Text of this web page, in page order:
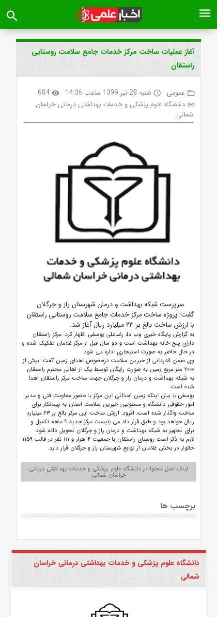
menu
search
آغاز عملیات ساخت مرکز خدمات جامع سلامت روستایی
راستقان
folder_open عمومی access_time شنبه 28 تیر 1399 ساعت 14:36 visibility
684
link دانشگاه علوم پزشکی و خدمات بهداشتی درمانی خراسان
شمالی
سرپرست شبکه بهداشت و درمان شهرستان راز و جرگلان
گفت: پروژه ساخت مرکز خدمات جامع سلامت روستایی راستقان
با ارزش ساخت بالغ بر ۲۳ میلیارد ریال آغاز شد.
به گزارش پایگاه خبری وب دا، رضاعلی یوسفی اظهار کرد: مرکز راستقان
دارای پنج خانه بهداشت است و دو سال قبل از مرکز غلامان تفکیک شده و
در حال حاضر به صورت استیجاری اداره می شود.
وی ضمن قدردانی از خیرین سلامت درخصوص اهدای زمین گفت: بیش از
۲۰۰۰ متر مربع زمین به صورت رایگان توسط یک از اهالی محترم راستقان
به شبکه بهداشت و درمان راز و جرگلان جهت ساخت مرکز راستقان اهدا
شده است.
یوسفی با بیان اینکه زمین احداثی این مرکز با حضور معاونت فنی و مدیر
امور حقوقی دانشگاه و مسئولین خیرین سلامت استان به پیمانکار برای
ساخت واگذار شده است، افزود: ارزش ساخت این مرکز بالغ بر ۲۳ میلیارد
ریال خواهد بود و طبق قرار داد می بایست مرکز جدید ۹ ماهه تکمیل و
برای تجهیز به شبکه بهداشت و درمان راز و جرگلان تحویل داده شود.
لازم به ذکر است روستای راستقان با جمعیت ۴ هزار و ۱۱۱ نفر در قالب ۱۱۵۹
خانوار در بخش غلامان از توابع شهرستان راز و جرگلان قرار دارد.
لینک اصل محتوا در دانشگاه علوم پزشکی و خدمات بهداشتی درمانی
خراسان شمالی
برچسب ها
دانشگاه علوم پزشکی و خدمات بهداشتی درمانی خراسان
شمالی